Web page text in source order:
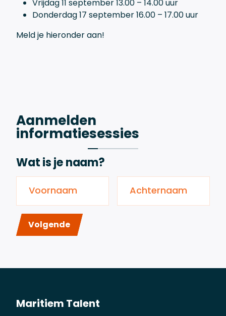
Vrijdag 11 september 13.00 – 14.00 uur
Donderdag 17 september 16.00 – 17.00 uur
Meld je hieronder aan!
Aanmelden
informatiesessies
Wat is je naam?
Voornaam Achternaam
Volgende
Maritiem Talent